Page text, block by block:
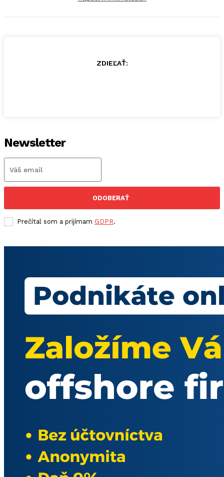
ZDIEĽAŤ:
Newsletter
ODOBERAŤ
Prečítal som a prijímam GDPR.